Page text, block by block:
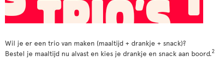
Wil je er een trio van maken (maaltijd + drankje + snack)?
Bestel je maaltijd nu alvast en kies je drankje en snack aan boord.2